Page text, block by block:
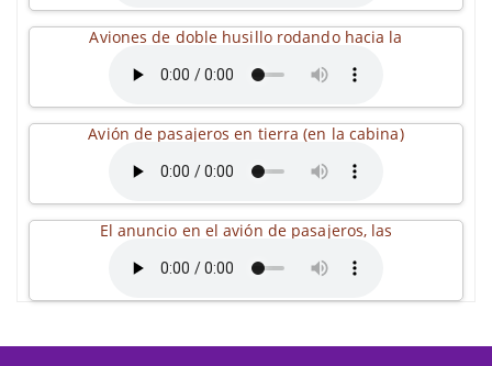
Aviones de doble husillo rodando hacia la
Avión de pasajeros en tierra (en la cabina)
El anuncio en el avión de pasajeros, las